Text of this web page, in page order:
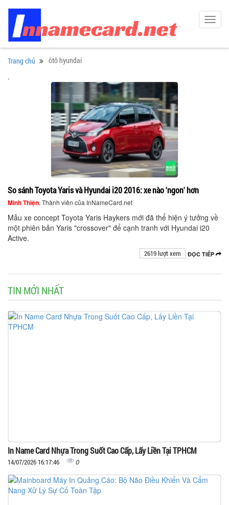
Trang chủ ôtô hyundai
.
So sánh Toyota Yaris và Hyundai i20 2016: xe nào 'ngon' hơn
Minh Thiện, Thành viên của InNameCard.net
Mẫu xe concept Toyota Yaris Haykers mới đã thể hiện ý tưởng về
một phiên bản Yaris "crossover" để cạnh tranh với Hyundai i20
Active.
ĐỌC TIẾP
2619 lượt xem
TIN MỚI NHẤT
In Name Card Nhựa Trong Suốt Cao Cấp, Lấy Liền Tại TPHCM
14/07/2026 16:17:46 0